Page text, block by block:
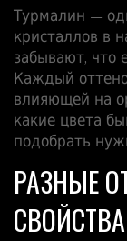
Турмалин —
кристаллов в
забывают, что
Каждый
влияющей на
какие цвета
подобрать
РАЗНЫЕ
СВОЙСТВА